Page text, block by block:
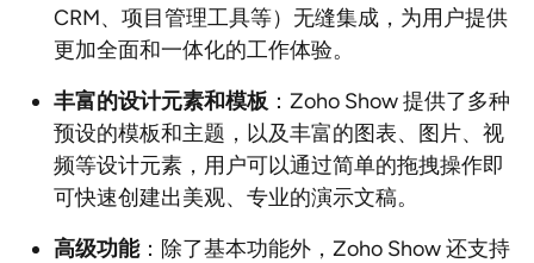
CRM、项目管理工具等）无缝集成，为用户提供
更加全面和一体化的工作体验。
丰富的设计元素和模板：Zoho Show 提供了多种
预设的模板和主题，以及丰富的图表、图片、视
频等设计元素，用户可以通过简单的拖拽操作即
可快速创建出美观、专业的演示文稿。
高级功能：除了基本功能外，Zoho Show 还支持